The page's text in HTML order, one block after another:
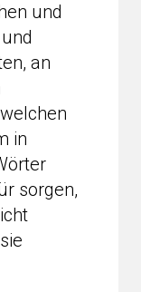
und
an
in
sorgen,